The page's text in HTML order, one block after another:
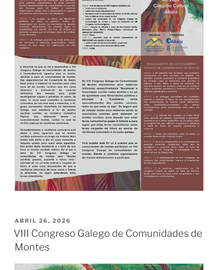
PUBLICADO
EL
ABRIL 26, 2026
VIII Congreso Galego de Comunidades de
Montes